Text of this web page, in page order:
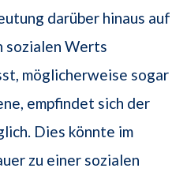
darüber hinaus auf
sozialen Werts
möglicherweise sogar
empfindet sich der
Dies könnte im
zu einer sozialen